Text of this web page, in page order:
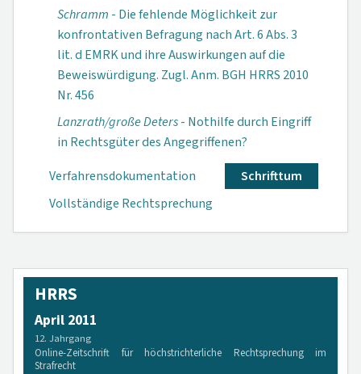
Schramm - Die fehlende Möglichkeit zur
konfrontativen Befragung nach Art. 6 Abs. 3
lit. d EMRK und ihre Auswirkungen auf die
Beweiswürdigung. Zugl. Anm. BGH HRRS 2010
Nr. 456
Lanzrath/große Deters- Nothilfe durch Eingriff
in Rechtsgüter des Angegriffenen?
Verfahrensdokumen­tation
Schrifttum
Vollständige Rechtsprechung
HRRS
April 2011
12. Jahrgang
Online-Zeitschrift für höchstrichterliche Rechtsprechung im
Strafrecht